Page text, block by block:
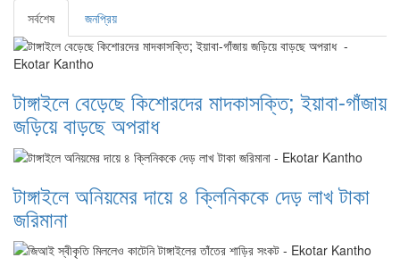
সর্বশেষ জনপ্রিয়
টাঙ্গাইলে বেড়েছে কিশোরদের মাদকাসক্তি; ইয়াবা-গাঁজায়
জড়িয়ে বাড়ছে অপরাধ
টাঙ্গাইলে অনিয়মের দায়ে ৪ ক্লিনিককে দেড় লাখ টাকা
জরিমানা